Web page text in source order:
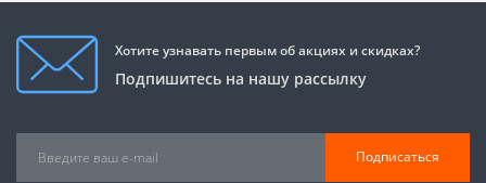
Хотите узнавать первым об акциях и скидках?
Подпишитесь на нашу рассылку
Подписаться